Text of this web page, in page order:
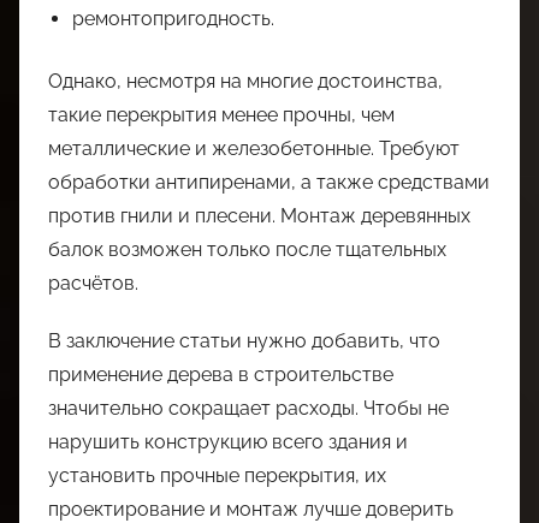
ремонтопригодность.
Однако, несмотря на многие достоинства,
такие перекрытия менее прочны, чем
металлические и железобетонные. Требуют
обработки антипиренами, а также средствами
против гнили и плесени. Монтаж деревянных
балок возможен только после тщательных
расчётов.
В заключение статьи нужно добавить, что
применение дерева в строительстве
значительно сокращает расходы. Чтобы не
нарушить конструкцию всего здания и
установить прочные перекрытия, их
проектирование и монтаж лучше доверить